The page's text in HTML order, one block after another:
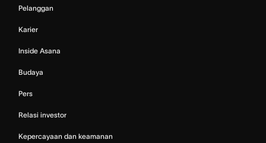
Pelanggan
Karier
Inside Asana
Budaya
Pers
Relasi investor
Kepercayaan dan keamanan